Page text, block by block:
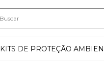
KITS DE PROTEÇÃO